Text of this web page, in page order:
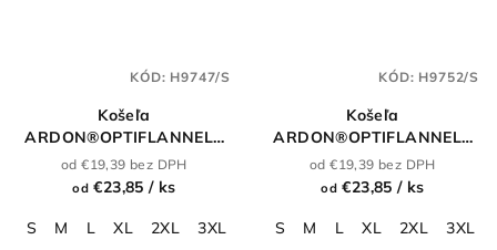
Košeľa
ARDON®OPTIFLANNELS
čierna
od €19,39 bez DPH
od €23,85/ ks
S M L XL 2XL 3XL 5XL
KÓD: H9747/S
Košeľa
ARDON®OPTIFLANNELS
kráľovská modrá
od €19,39 bez DPH
od €23,85/ ks
S M L XL 2XL 3XL
KÓD: H9752/S